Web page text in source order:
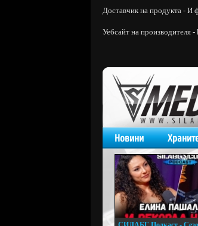
Доставчик на продукта - И
Уебсайт на производителя -
Новини